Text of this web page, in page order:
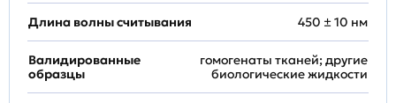
Длина волны считывания 450 ± 10 нм
Валидированные
образцы
гомогенаты тканей; другие
биологические жидкости